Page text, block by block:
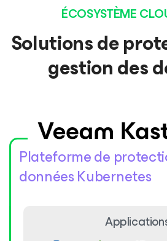
ÉCOSYSTÈME
Solutions de
gestion des
Plateforme de
données Kubernetes